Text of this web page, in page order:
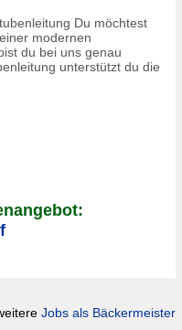
Du möchtest
modernen
du bei uns genau
unterstützt du die
Jobs als Bäckermeister